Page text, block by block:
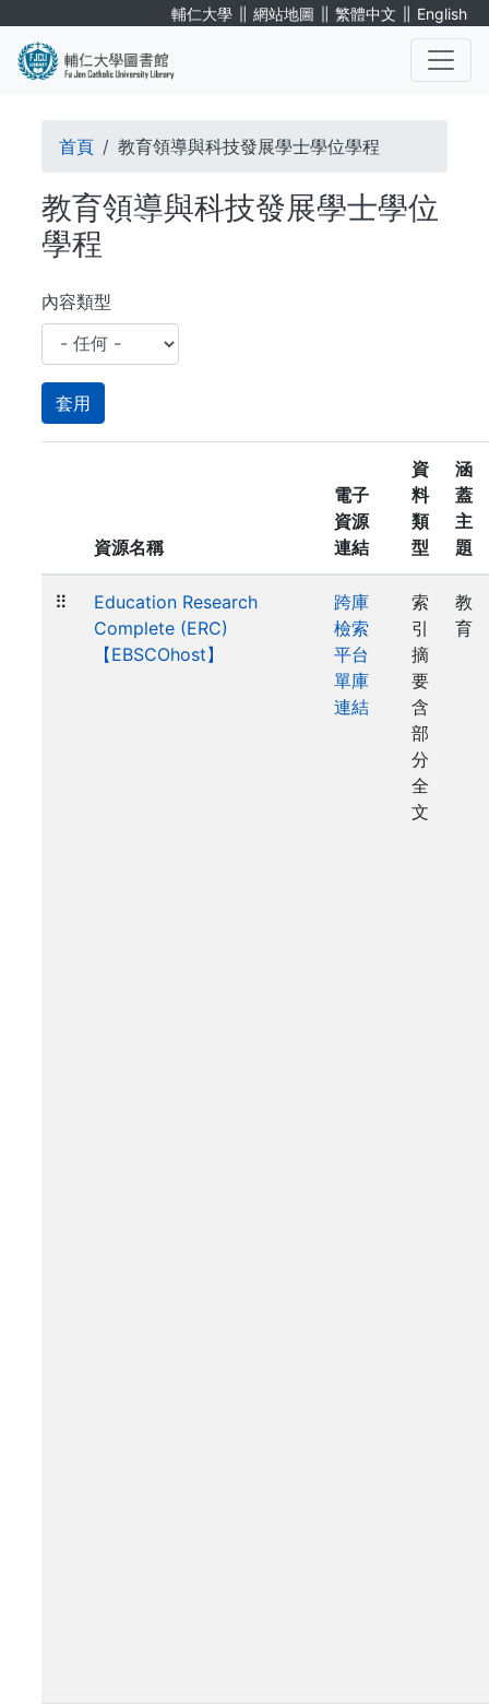
輔仁大學 ∥ 網站地圖 ∥ 繁體中文 ∥ English
導
航
連
結
首頁 教育領導與科技發展學士學位學程
教育領導與科技發展學士學位
學程
內容類型
資源名稱
電子
資源
連結
資
料
類
型
涵
蓋
主
題
⠿
Education Research
Complete (ERC)
【EBSCOhost】
跨庫
檢索
平台
單庫
連結
索
引
摘
要
含
部
分
全
文
教
育